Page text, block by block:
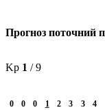
Прогноз поточний
Kp 1 / 9
0 0 0 1 2 3 3 4